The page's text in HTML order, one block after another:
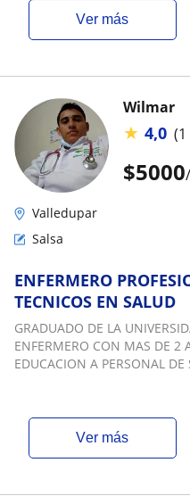
ver más
$5000
Wilmar
★ 4,0
Valledupar
Salsa
ENFERMERO
TECNICOS EN SALUD
GRADUADO DE LA
ENFERMERO CON MAS DE 2
EDUCACION A PERSONAL
ver más